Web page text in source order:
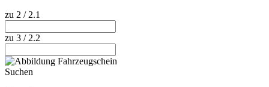
zu 2 / 2.1
zu 3 / 2.2
Suchen